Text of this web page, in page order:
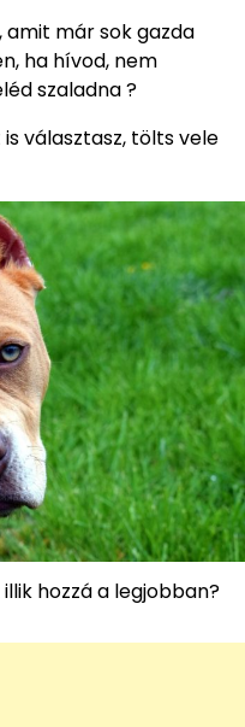
amit már sok gazda
ha hívod, nem
szaladna ?
választasz, tölts vele
hozzá a legjobban?